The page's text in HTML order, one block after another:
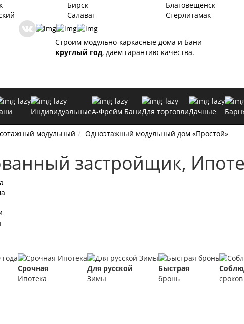
Бирск Благовещенск
Салават Стерлитамак
Строим модульно-каркасные дома и Бани
круглый год, даем гарантию качества.
ИндивидуальныеА-Фрейм БаниДля торговлиДачные
модульный Одноэтажный модульный дом «Простой»
застройщик,
Срочная
Ипотека
Для русской
Зимы
Быстрая
бронь
сроков